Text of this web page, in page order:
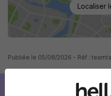
Localiser
Publiée le 05/08/2026 - Réf :